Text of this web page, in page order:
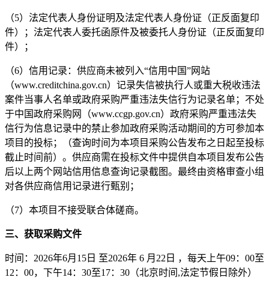
（5） 法定代表人身份证明及法定代表人身份证 （正反面复印
件） ；法定代表人委托函原件及被委托人身份证 （正反面复印
件） ；
（6） 信用记录：供应商未被列入“信用中国”网站
（www.creditchina.gov.cn） 记录失信被执行人或重大税收违法
案件当事人名单或政府采购严重违法失信行为记录名单；不处
于中国政府采购网
（www.ccgp.gov.cn） 政府采购严重违法失
信行为信息记录中的禁止参加政府采购活动期间的方可参加本
项目的投标；
（查询时间为本项目采购公告发布之日起至投标
截止时间前） 。供应商需在投标文件中提供自本项目发布公告
后以上两个网站信用信息查询记录截图。最终由资格审查小组
对各供应商信用记录进行甄别；
（7） 本项目不接受联合体磋商。
三、获取采购文件
时间： 2026年6月 15 日 至2026年 6 月 22 日 ，每天上午09：00至
12：00，下午14：30至1 7： 30 （北京时间 ,法定节假日除外）